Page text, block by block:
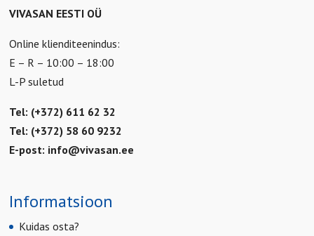
VIVASAN EESTI OÜ
Online klienditeenindus:
E – R – 10:00 – 18:00
L-P suletud
Tel: (+372) 611 62 32
Tel: (+372) 58 60 9232
E-post: info@vivasan.ee
Informatsioon
Kuidas osta?